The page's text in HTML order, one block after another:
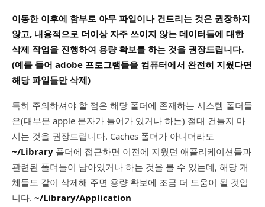
이동한 이후에 함부로 아무 파일이나 건드리는 것은 권장하지
않고, 내용적으로 더이상 자주 쓰이지 않는 데이터들에 대한
삭제 작업을 진행하여 용량 확보를 하는 것을 권장드립니다.
(예를 들어 adobe 프로그램들을 컴퓨터에서 완전히 지웠다면
해당 파일들만 삭제)
특히 주의하셔야 할 점은 해당 폴더에 존재하는 시스템 폴더들
은(대부분 apple 문자가 들어가 있거나 하는) 절대 건들지 마
시는 것을 권장드립니다. Caches 폴더가 아니더라도
~/Library 폴더에 접근하면 이전에 지웠던 애플리케이션들과
관련된 폴더들이 남아있거나 하는 것을 볼 수 있는데, 해당 개
체들도 같이 삭제해 주면 용량 확보에 조금 더 도움이 될 것입
니다. ~/Library/Application